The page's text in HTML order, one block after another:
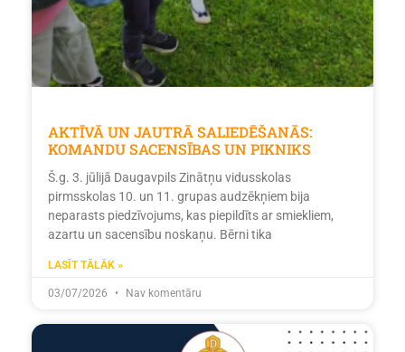
AKTĪVĀ UN JAUTRĀ SALIEDĒŠANĀS:
KOMANDU SACENSĪBAS UN PIKNIKS
Š.g. 3. jūlijā Daugavpils Zinātņu vidusskolas
pirmsskolas 10. un 11. grupas audzēkņiem bija
neparasts piedzīvojums, kas piepildīts ar smiekliem,
azartu un sacensību noskaņu. Bērni tika
LASĪT TĀLĀK »
03/07/2026 Nav komentāru